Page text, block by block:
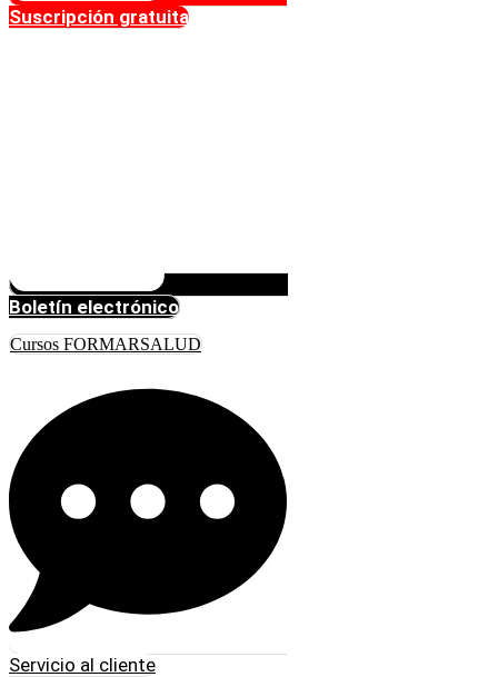
Suscripción gratuita
Boletín electrónico
Cursos FORMARSALUD
Servicio al cliente